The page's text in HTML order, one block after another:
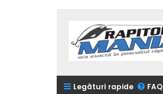
Legături rapide FAQ